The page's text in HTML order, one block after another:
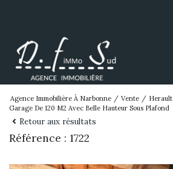
Agence Immobilière À Narbonne Vente Herault
Garage De 120 M2 Avec Belle Hauteur Sous Plafond
Retour aux résultats
Référence : 1722